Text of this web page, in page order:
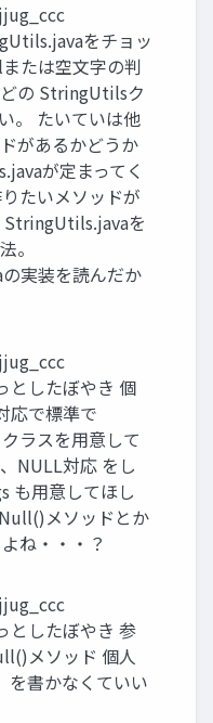
をチョッ
たは空文字の判
の StringUtilsク
。 たいていは他
があるかどうか
が定まってく
たいメソッドが
StringUtils.javaを
。
実装を読んだか
としたぼやき 個
応で標準で
ラスを用意して
NULL対応 をし
も用意してほし
メソッドとか
ね・・・？
としたぼやき 参
メソッド 個人
書かなくていい